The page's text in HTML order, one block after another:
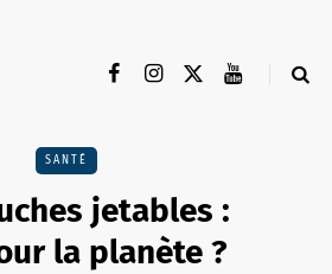
SANTÉ
jetables :
la planète ?